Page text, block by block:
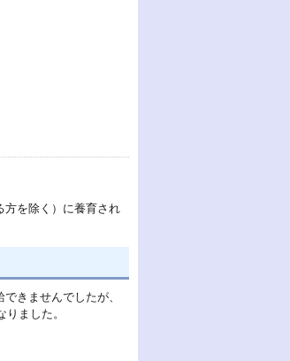
方を除く）に養育され
きませんでしたが、
ました。